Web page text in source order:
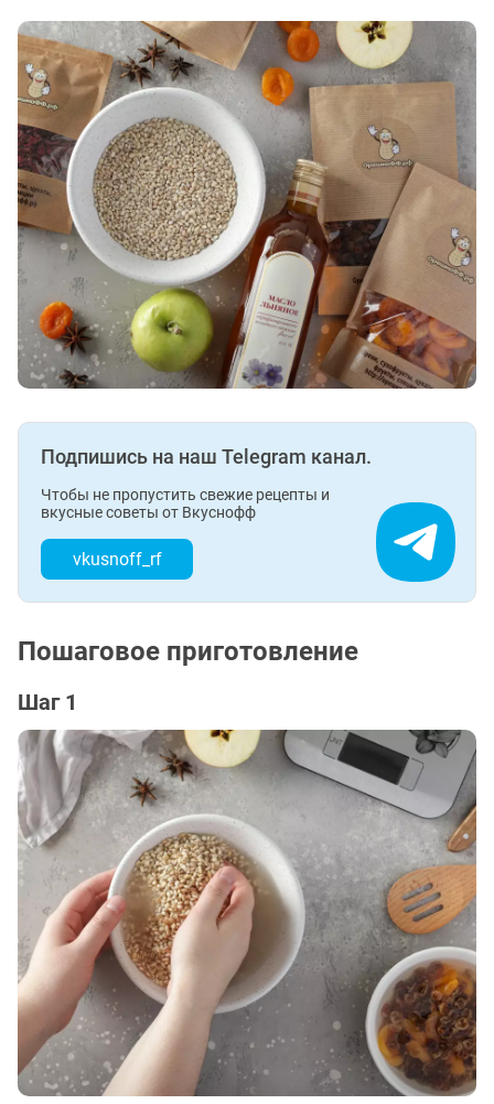
Подпишись на наш Telegram канал.
Чтобы не пропустить свежие рецепты и
вкусные советы от Вкуснофф
vkusnoff_rf
Пошаговое приготовление
Шаг 1